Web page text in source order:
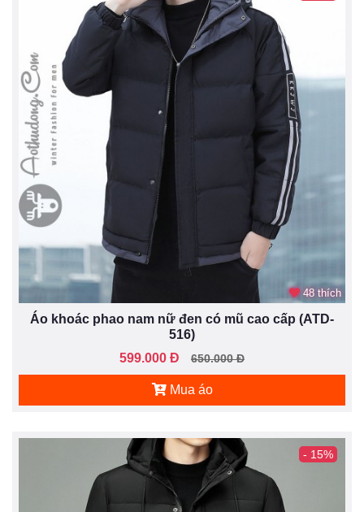
48 thích
Áo khoác phao nam nữ đen có mũ cao cấp (ATD-
516)
599.000 Đ
650.000 Đ
Mua áo
- 15%